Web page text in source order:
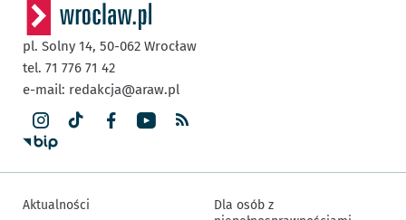
pl. Solny 14, 50-062 Wrocław
tel. 71 776 71 42
e-mail: redakcja@araw.pl
Aktualności
Dla osób z